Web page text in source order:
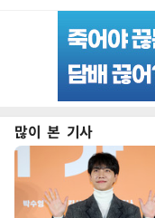
많이 본 기사